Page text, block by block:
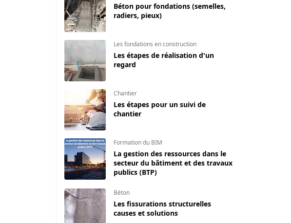
Béton pour fondations (semelles,
radiers, pieux)
Les fondations en construction
Les étapes de réalisation d'un
regard
Chantier
Les étapes pour un suivi de
chantier
Formation du BIM
La gestion des ressources dans le
secteur du bâtiment et des travaux
publics (BTP)
Béton
Les fissurations structurelles
causes et solutions